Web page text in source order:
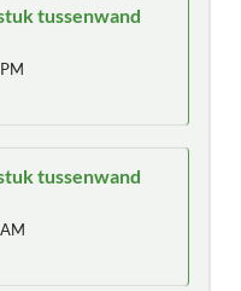
tussenwand
tussenwand